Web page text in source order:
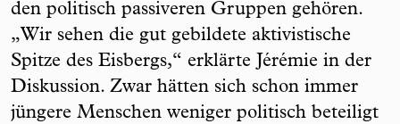
den politisch passiveren Gruppen gehören.
„Wir sehen die gut gebildete aktivistische
Spitze des Eisbergs,“ erklärte Jérémie in der
Diskussion. Zwar hätten sich schon immer
jüngere Menschen weniger politisch beteiligt